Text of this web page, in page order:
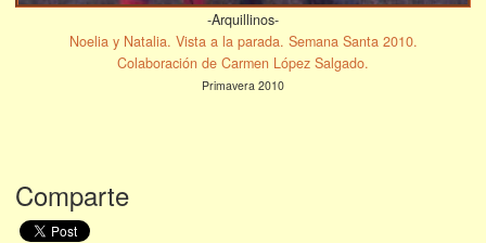
-Arquillinos-
Noelia y Natalia. Vista a la parada. Semana Santa 2010.
Colaboración de Carmen López Salgado.
Primavera 2010
Comparte